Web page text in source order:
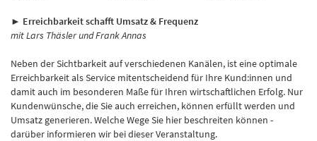
► Erreichbarkeit schafft Umsatz & Frequenz
mit Lars Thäsler und Frank Annas
Neben der Sichtbarkeit auf verschiedenen Kanälen, ist eine optimale
Erreichbarkeit als Service mitentscheidend für Ihre Kund:innen und
damit auch im besonderen Maße für Ihren wirtschaftlichen Erfolg. Nur
Kundenwünsche, die Sie auch erreichen, können erfüllt werden und
Umsatz generieren. Welche Wege Sie hier beschreiten können -
darüber informieren wir bei dieser Veranstaltung.